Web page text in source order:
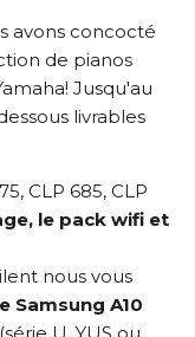
avons concocté
de pianos
Jusqu'au
livrables
CLP 685, CLP
le pack wifi et
nous vous
Samsung A10